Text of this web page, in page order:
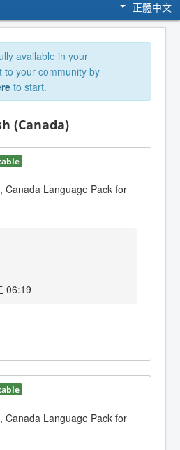
正體中文
available in your
to your community by
to start.
(Canada)
Canada Language Pack for
06:19
Canada Language Pack for